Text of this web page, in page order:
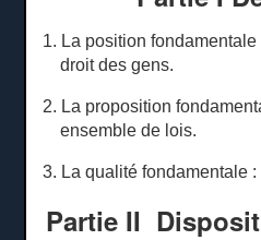
1. La position
droit des gens.
2. La proposition
ensemble de lois.
3. La qualité fondamentale
Partie II